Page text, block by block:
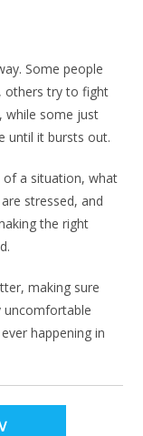
Some people
others try to fight
while some just
until it bursts out.
of a situation, what
stressed, and
the right
making sure
uncomfortable
happening in